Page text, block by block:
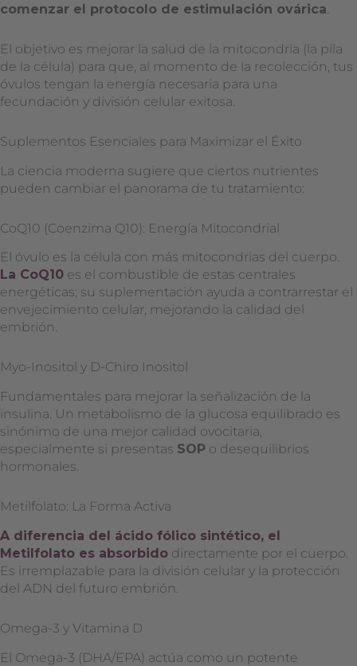
comenzar el protocolo de estimulación ovárica
El objetivo es mejorar la salud de la mitocondria (la pila
de la célula) para que, al momento de la recolección, tus
óvulos tengan la energía necesaria para una
fecundación y división celular exitosa.
Suplementos Esenciales para Maximizar el Éxito
La ciencia moderna sugiere que ciertos nutrientes
pueden cambiar el panorama de tu tratamiento:
CoQ10 (Coenzima Q10): Energía Mitocondrial
El óvulo es la célula con más mitocondrias del cuerpo.
La CoQ10 es el combustible de estas centrales
energéticas; su suplementación ayuda a contrarrestar el
envejecimiento celular, mejorando la calidad del
embrión.
Myo-Inositol y D-Chiro Inositol
Fundamentales para mejorar la señalización de la
insulina. Un metabolismo de la glucosa equilibrado es
sinónimo de una mejor calidad ovocitaria,
especialmente si presentas SOP o desequilibrios
hormonales.
Metilfolato: La Forma Activa
A diferencia del ácido fólico sintético, el
Metilfolato es absorbido directamente por el cuerpo.
Es irremplazable para la división celular y la protección
del ADN del futuro embrión.
Omega-3 y Vitamina D
El Omega-3 (DHA/EPA) actúa como un potente